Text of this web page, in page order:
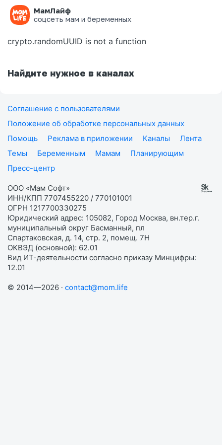
МамЛайф
соцсеть мам и беременных
Ошибка на странице
crypto.randomUUID is not a function
Найдите нужное в каналах
Соглашение с пользователями
Положение об обработке персональных данных
Помощь
Реклама в приложении Каналы
Лента
Темы
Беременным Мамам
Планирующим
Пресс-центр
ООО «Мам Софт»
ИНН/КПП 7707455220 / 770101001
ОГРН 1217700330275
Юридический адрес: 105082, Город Москва, вн.тер.г.
муниципальный округ Басманный, пл
Спартаковская, д. 14, стр. 2, помещ. 7Н
ОКВЭД (основной): 62.01
Вид ИТ-деятельности согласно приказу Минцифры:
12.01
© 2014—2026 · contact@mom.life